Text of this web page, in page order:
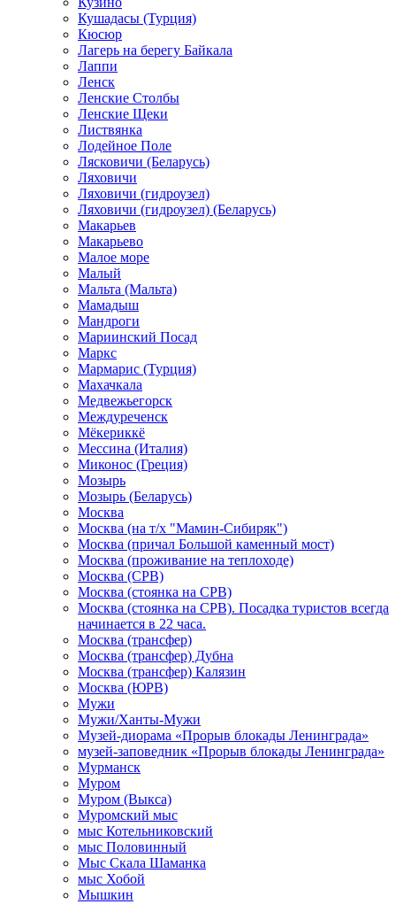
Кушадасы (Турция)
Кюсюр
Лагерь на берегу Байкала
Лаппи
Ленск
Ленские Столбы
Ленские Щеки
Листвянка
Лодейное Поле
Лясковичи (Беларусь)
Ляховичи
Ляховичи (гидроузел)
Ляховичи (гидроузел) (Беларусь)
Макарьев
Макарьево
Малое море
Малый
Мальта (Мальта)
Мамадыш
Мандроги
Мариинский Посад
Маркс
Мармарис (Турция)
Махачкала
Медвежьегорск
Междуреченск
Мёкериккё
Мессина (Италия)
Миконос (Греция)
Мозырь
Мозырь (Беларусь)
Москва
Москва (на т/х "Мамин-Сибиряк")
Москва (причал Большой каменный мост)
Москва (проживание на теплоходе)
Москва (СРВ)
Москва (стоянка на СРВ)
Москва (стоянка на СРВ). Посадка туристов всегда
начинается в 22 часа.
Москва (трансфер)
Москва (трансфер) Дубна
Москва (трансфер) Калязин
Москва (ЮРВ)
Мужи
Мужи/Ханты-Мужи
Музей-диорама «Прорыв блокады Ленинграда»
музей-заповедник «Прорыв блокады Ленинграда»
Мурманск
Муром
Муром (Выкса)
Муромский мыс
мыс Котельниковский
мыс Половинный
Мыс Скала Шаманка
мыс Хобой
Мышкин